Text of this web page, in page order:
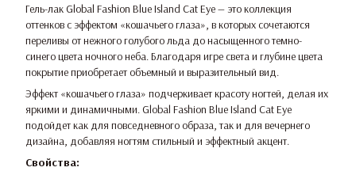
Гель-лак Global Fashion Blue Island Cat Eye — это коллекция
оттенков с эффектом «кошачьего глаза», в которых сочетаются
переливы от нежного голубого льда до насыщенного темно-
синего цвета ночного неба. Благодаря игре света и глубине цвета
покрытие приобретает объемный и выразительный вид.
Эффект «кошачьего глаза» подчеркивает красоту ногтей, делая их
яркими и динамичными. Global Fashion Blue Island Cat Eye
подойдет как для повседневного образа, так и для вечернего
дизайна, добавляя ногтям стильный и эффектный акцент.
Свойства: